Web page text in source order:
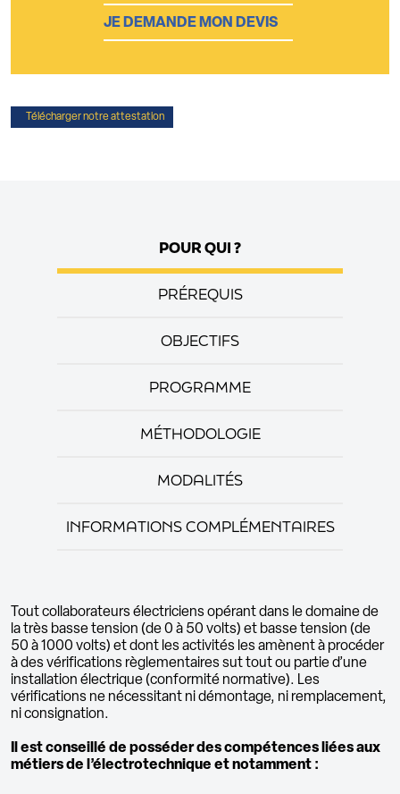
Télécharger notre attestation
POUR QUI ?
PRÉREQUIS
OBJECTIFS
PROGRAMME
MÉTHODOLOGIE
MODALITÉS
INFORMATIONS COMPLÉMENTAIRES
Tout collaborateurs électriciens opérant dans le domaine de
la très basse tension (de 0 à 50 volts) et basse tension (de
50 à 1000 volts) et dont les activités les amènent à procéder
à des vérifications règlementaires sut tout ou partie d’une
installation électrique (conformité normative). Les
vérifications ne nécessitant ni démontage, ni remplacement,
ni consignation.
Il est conseillé de posséder des compétences liées aux
métiers de l’électrotechnique et notamment :